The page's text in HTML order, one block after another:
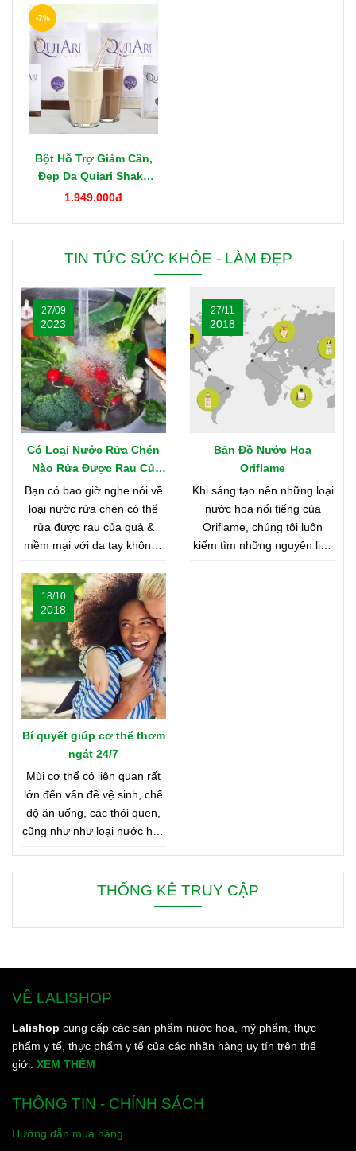
Bột Hỗ Trợ Giảm Cân,
Đẹp Da Quiari Shake
1000g Mỹ
1.949.000đ
-7%
TIN TỨC SỨC KHỎE - LÀM ĐẸP
Có Loại Nước Rửa Chén
Nào Rửa Được Rau Củ
Quả & Mềm Mại Với Da
Tay?
27/09
2023
Bạn có bao giờ nghe nói về
loại nước rửa chén có thể
rửa được rau của quả &
mềm mại với da tay không?
bạn hãy cùng shop tìm hiểu
nhé
Bản Đồ Nước Hoa
Oriflame
27/11
2018
Khi sáng tạo nên những loại
nước hoa nổi tiếng của
Oriflame, chúng tôi luôn
kiếm tìm những nguyên liệu
Bí quyết giúp cơ thể thơm
ngát 24/7
18/10
2018
Mùi cơ thể có liên quan rất
lớn đến vấn đề vệ sinh, chế
độ ăn uống, các thói quen,
cũng như như loại nước hoa
cơ thể thơm ngát từ sáng
đến tối, từ đầu đến chân.
THỐNG KÊ TRUY CẬP
VỀ LALISHOP
Lalishop cung cấp các sản phẩm nước hoa, mỹ phẩm, thực
phẩm y tế, thực phẩm y tế của các nhãn hàng uy tín trên thế
giới. XEM THÊM
THÔNG TIN - CHÍNH SÁCH
Hướng dẫn mua hàng